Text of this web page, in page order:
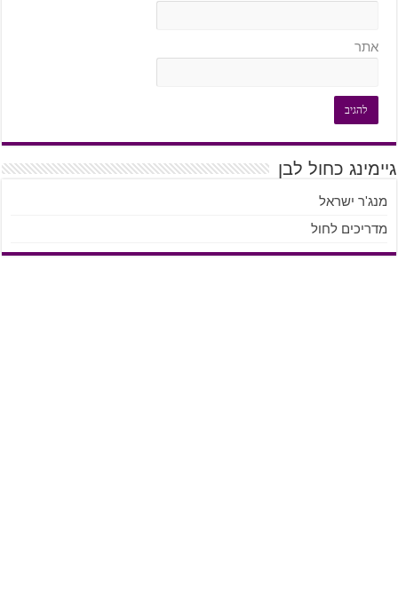
אתר
גיימינג כחול לבן
מנג'ר ישראל
מדריכים לחול